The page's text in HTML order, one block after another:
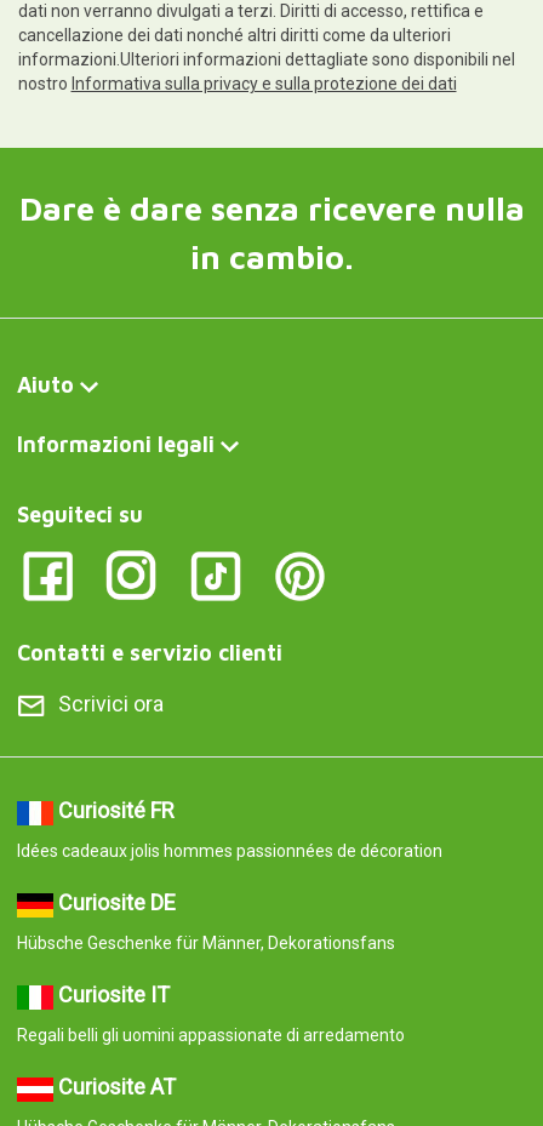
dati non verranno divulgati a terzi. Diritti di accesso, rettifica e
cancellazione dei dati nonché altri diritti come da ulteriori
informazioni.Ulteriori informazioni dettagliate sono disponibili nel
nostro Informativa sulla privacy e sulla protezione dei dati
Dare è dare senza ricevere nulla
in cambio.
Aiuto
Informazioni legali
Seguiteci su
Contatti e servizio clienti
Scrivici ora
Curiosité FR
Idées cadeaux jolis hommes passionnées de décoration
Curiosite DE
Hübsche Geschenke für Männer, Dekorationsfans
Curiosite IT
Regali belli gli uomini appassionate di arredamento
Curiosite AT